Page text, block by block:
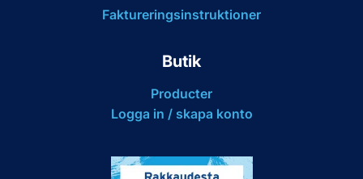
Faktureringsinstruktioner
Butik
Producter
Logga in / skapa konto